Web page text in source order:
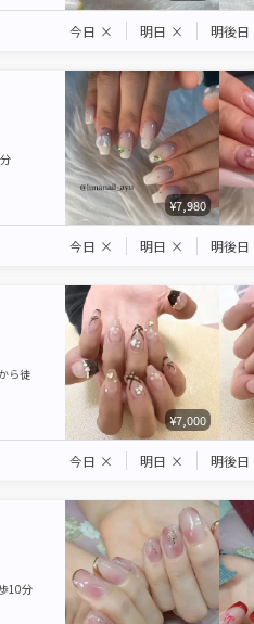
今日 × 明日 × 明後日
¥7,980
今日 × 明日 × 明後日
から徒
¥7,000
今日 × 明日 × 明後日
10分